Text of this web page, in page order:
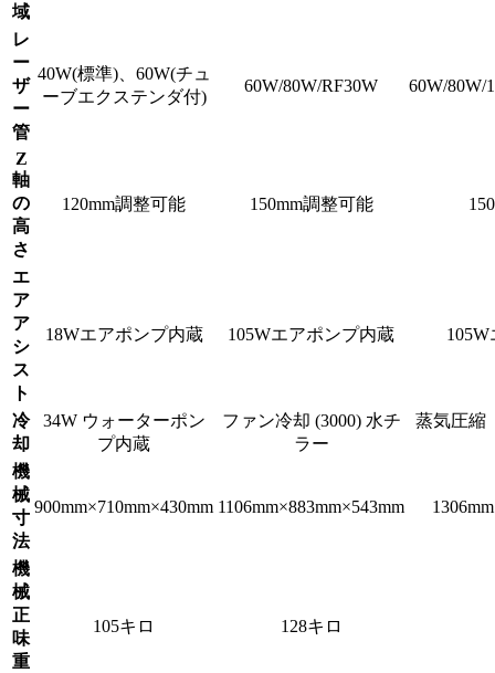
域
レ
ー
ザ
ー
管
40W(標準)、60W(チュ
ーブエクステンダ付)
60W/80W/RF30W 60W/80W/
Z
軸
の
高
さ
120mm調整可能 150mm調整可能
エ
ア
ア
シ
ス
ト
18Wエアポンプ内蔵 105Wエアポンプ内蔵
冷
却
34W ウォーターポン
プ内蔵
ファン冷却 (3000) 水チ
ラー
蒸気圧縮
機
械
寸
法
900mm×710mm×430mm 1106mm×883mm×543mm
機
械
正
味
重
105キロ 128キロ